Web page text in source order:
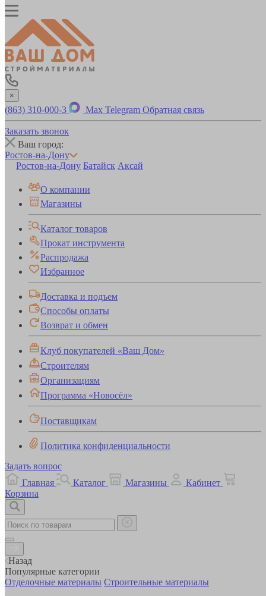
×
(863) 310-000-3 Max Telegram Обратная связь
Заказать звонок
Ваш город:
Ростов-на-Дону
Ростов-на-Дону Батайск Аксай
О компании
Магазины
Каталог товаров
Прокат инструмента
Распродажа
Избранное
Доставка и подъем
Способы оплаты
Возврат и обмен
Клуб покупателей «Ваш Дом»
Строителям
Организациям
Программа «Новосёл»
Поставщикам
Политика конфиденциальности
Задать вопрос
Главная
Каталог Магазины
Кабинет
Корзина
Назад
Популярные категории
Отделочные материалы Строительные материалы